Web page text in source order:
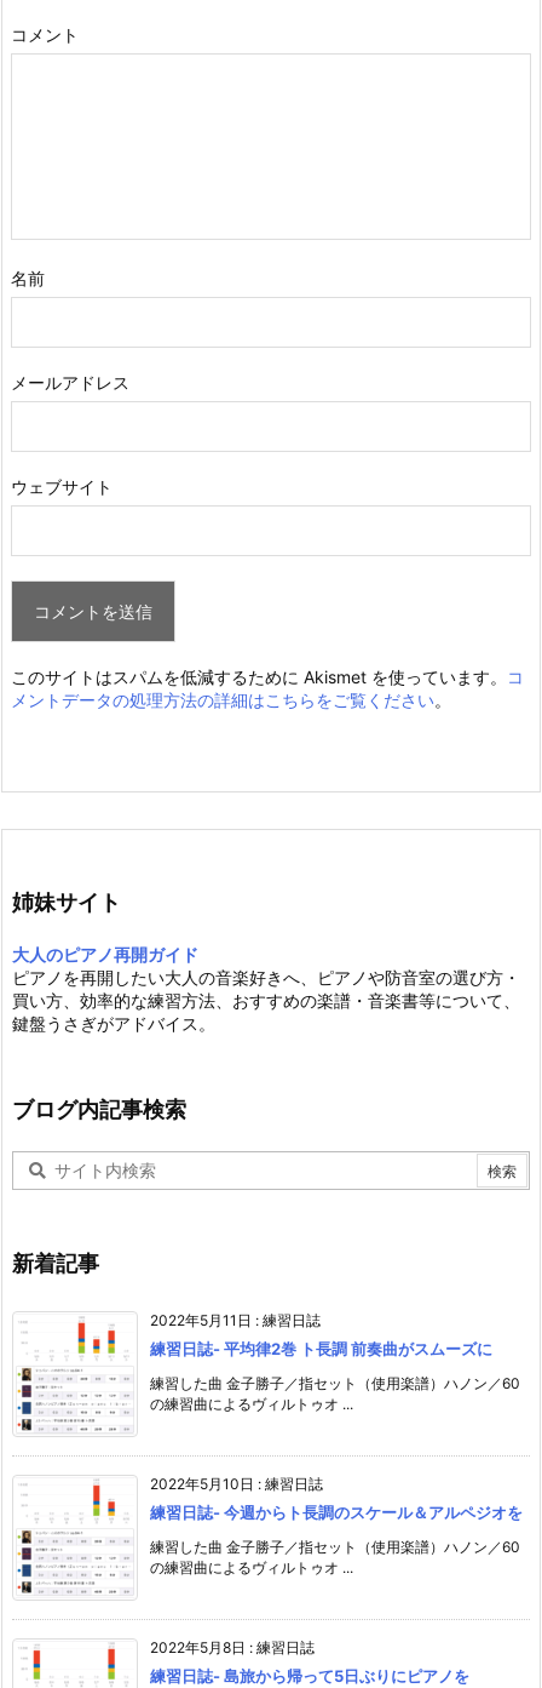
コメント
名前
メールアドレス
ウェブサイト
このサイトはスパムを低減するために Akismet を使っています。
コ
メントデータの処理方法の詳細はこちらをご覧ください。
姉妹サイト
大人のピアノ再開ガイド
ピアノを再開したい大人の音楽好きへ、ピアノや防音室の選び方・
買い方、効率的な練習方法、おすすめの楽譜・音楽書等について、
鍵盤うさぎがアドバイス。
ブログ内記事検索
新着記事
2022年5月11日 : 練習日誌
練習日誌- 平均律2巻 ト長調 前奏曲がスムーズに
練習した曲 金子勝子／指セット（使用楽譜）ハノン／60
の練習曲によるヴィルトゥオ ...
2022年5月10日 : 練習日誌
練習日誌- 今週からト長調のスケール＆アルペジオを
練習した曲 金子勝子／指セット（使用楽譜）ハノン／60
の練習曲によるヴィルトゥオ ...
2022年5月8日 : 練習日誌
練習日誌- 島旅から帰って5日ぶりにピアノを